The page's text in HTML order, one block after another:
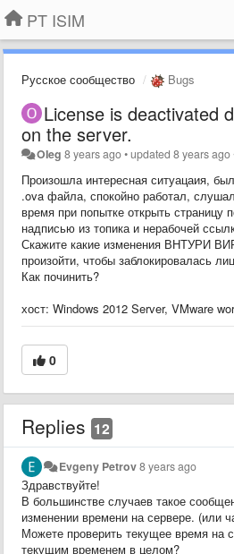
PT ISIM
Русское сообщество Bugs
License is deactivated
on the server.
OIeg 8 years ago•updated8 years ago
Произошла интересная ситуацаия,
.ova файла, спокойно работал,
время при попытке открыть страницу
надписью из топика и нерабочей
Скажите какие изменения ВНТУРИ
произойти, чтобы заблокировалась
Как починить?
хост: Windows 2012 Server, VMware
0
Replies 12
Evgeny Petrov8 years ago
Здравствуйте!
В большинстве случаев такое
изменении времени на сервере. (или
Можете проверить текущее время на
текущим временем в целом?